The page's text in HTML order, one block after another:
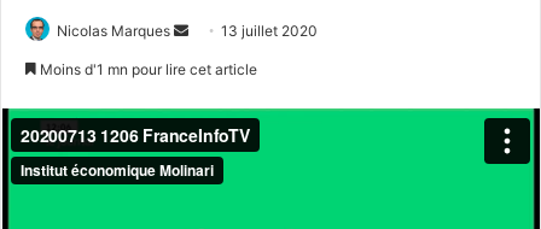
Nicolas Marques
Envoyer13 juillet 2020
Moins d'1 mn pour lire cet article